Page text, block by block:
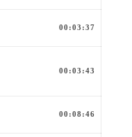
00:03:37
00:03:43
00:08:46